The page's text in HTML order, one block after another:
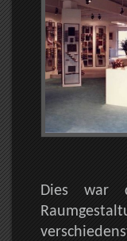
Dies war